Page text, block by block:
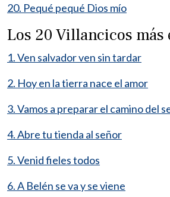
20. Pequé pequé Dios mío
Los 20 Villancicos más
1. Ven salvador ven sin tardar
2. Hoy en la tierra nace el amor
3. Vamos a preparar el camino del
4. Abre tu tienda al señor
5. Venid fieles todos
6. A Belén se va y se viene